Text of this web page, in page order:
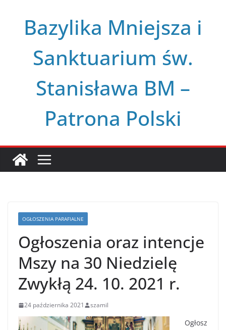
Bazylika Mniejsza i
Sanktuarium św.
Stanisława BM –
Patrona Polski
OGŁOSZENIA PARAFIALNE
Ogłoszenia oraz intencje
Mszy na 30 Niedzielę
Zwykłą 24. 10. 2021 r.
24 października 2021 szamil
Ogłosz